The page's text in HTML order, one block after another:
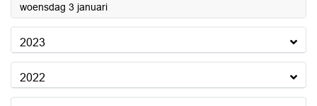
woensdag 3 januari2024
2023
2022